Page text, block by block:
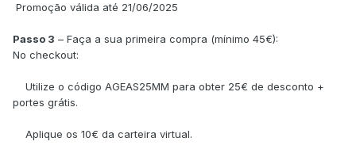
Promoção válida até 21/06/2025
Passo 3 – Faça a sua primeira compra (mínimo 45€):
No checkout:
Utilize o código AGEAS25MM para obter 25€ de desconto +
portes grátis.
Aplique os 10€ da carteira virtual.